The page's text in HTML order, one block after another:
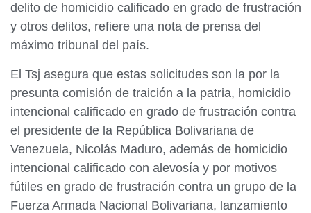
delito de homicidio calificado en grado de frustración
y otros delitos, refiere una nota de prensa del
máximo tribunal del país.
El Tsj asegura que estas solicitudes son la por la
presunta comisión de traición a la patria, homicidio
intencional calificado en grado de frustración contra
el presidente de la República Bolivariana de
Venezuela, Nicolás Maduro, además de homicidio
intencional calificado con alevosía y por motivos
fútiles en grado de frustración contra un grupo de la
Fuerza Armada Nacional Bolivariana, lanzamiento